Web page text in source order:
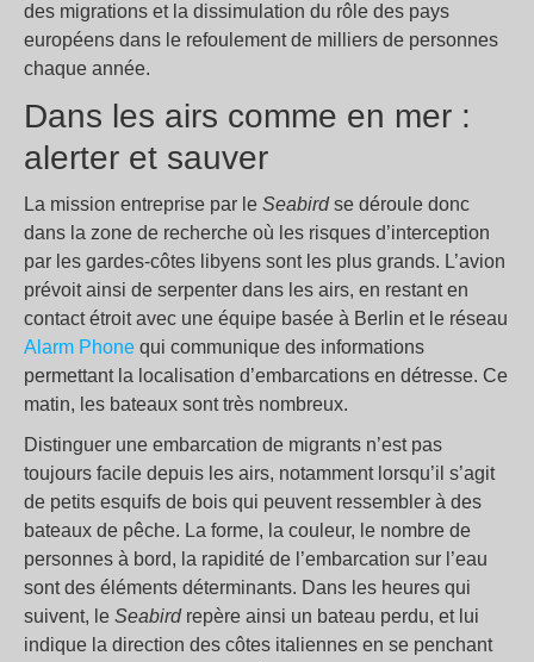
des migrations et la dissimulation du rôle des pays
européens dans le refoulement de milliers de personnes
chaque année.
Dans les airs comme en mer :
alerter et sauver
La mission entreprise par le Seabirdse déroule donc
dans la zone de recherche où les risques d’interception
par les gardes-côtes libyens sont les plus grands. L’avion
prévoit ainsi de serpenter dans les airs, en restant en
contact étroit avec une équipe basée à Berlin et le réseau
Alarm Phone qui communique des informations
permettant la localisation d’embarcations en détresse. Ce
matin, les bateaux sont très nombreux.
Distinguer une embarcation de migrants n’est pas
toujours facile depuis les airs, notamment lorsqu’il s’agit
de petits esquifs de bois qui peuvent ressembler à des
bateaux de pêche. La forme, la couleur, le nombre de
personnes à bord, la rapidité de l’embarcation sur l’eau
sont des éléments déterminants. Dans les heures qui
suivent, le Seabirdrepère ainsi un bateau perdu, et lui
indique la direction des côtes italiennes en se penchant